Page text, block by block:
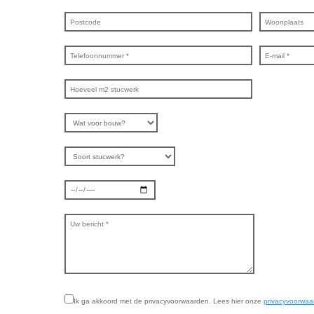
Ik ga akkoord met de privacyvoorwaarden. Lees hier onze